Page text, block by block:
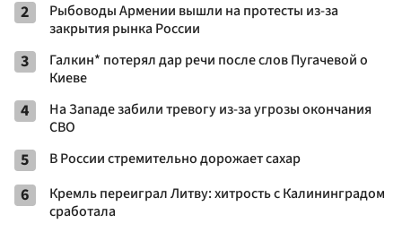
2
Рыбоводы Армении вышли на протесты из-за
закрытия рынка России
3
Галкин* потерял дар речи после слов Пугачевой о
Киеве
4
На Западе забили тревогу из-за угрозы окончания
СВО
5 В России стремительно дорожает сахар
6
Кремль переиграл Литву: хитрость с Калининградом
сработала